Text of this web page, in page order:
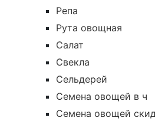
Репа
Рута овощная
Салат
Свекла
Сельдерей
Семена овощей в ч
Семена овощей